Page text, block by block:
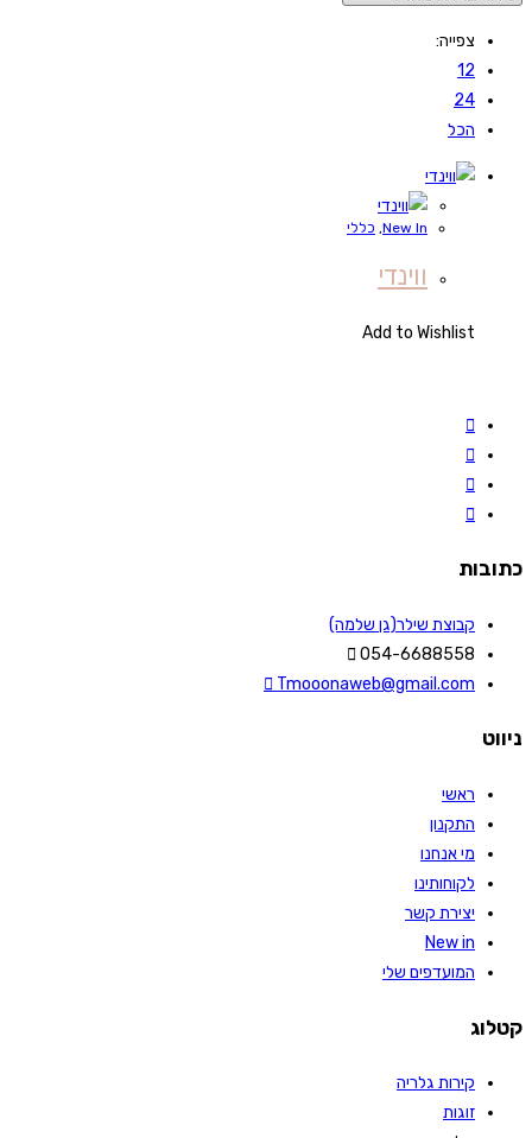
צפייה:
12
24
הכל
New In
, כללי
ווינדי
Add to Wishlist
כתובות
קבוצת שילר(גן שלמה)
054-6688558
Tmooonaweb@gmail.com
ניווט
ראשי
התקנון
מי אנחנו
לקוחותינו
יצירת קשר
New in
המועדפים שלי
קטלוג
קירות גלריה
זוגות